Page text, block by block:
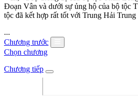
Đoạn Vân và dưới sự ủng hộ của bộ tộc
tộc đã kết hợp rất tốt với Trung Hải Trung
...
Chương trước
Chọn chương
Chương tiếp